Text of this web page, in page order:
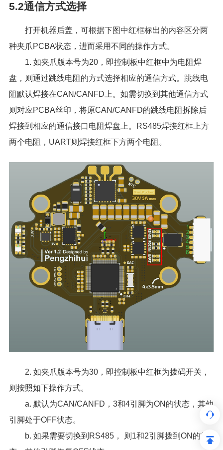
5.2通信方式选择
打开机器后盖，可根据下图中红框标出的内容区分两
种夹爪PCBA状态，进而采用不同的操作方式。
1. 如夹爪版本号为20，即控制板中红框中为电阻焊
盘，则通过跳线电阻的方式选择相应的通信方式。跳线电
阻默认焊接在CAN/CANFD上。如需切换到其他通信方式
则对应PCBA丝印，将原CAN/CANFD的跳线电阻拆除后
焊接到相应的通信接口电阻焊盘上。RS485焊接红框上方
两个电阻，UART则焊接红框下方两个电阻。
2. 如夹爪版本号为30，即控制板中红框为拨码开关，
则按照如下操作方式。
a. 默认为CAN/CANFD，3和4引脚为ON的状态，其他
引脚处于OFF状态。
b. 如果需要切换到RS485， 则1和2引脚拨到ON的状